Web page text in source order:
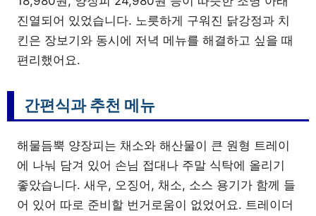
진열되어 있었습니다. 노릇하게 구워진 닭강정과 치
킨은 장보기와 동시에 저녁 메뉴를 해결하고 싶을 때
편리했어요.
간편식과 추천 메뉴
해물듬뿍 양장피는 채소와 해산물이 큰 원형 트레이
에 나눠 담겨 있어 손님 접대나 주말 식탁에 올리기
좋았습니다. 새우, 오징어, 채소, 소스 용기가 함께 들
어 있어 따로 준비할 번거로움이 없었어요. 트레이더